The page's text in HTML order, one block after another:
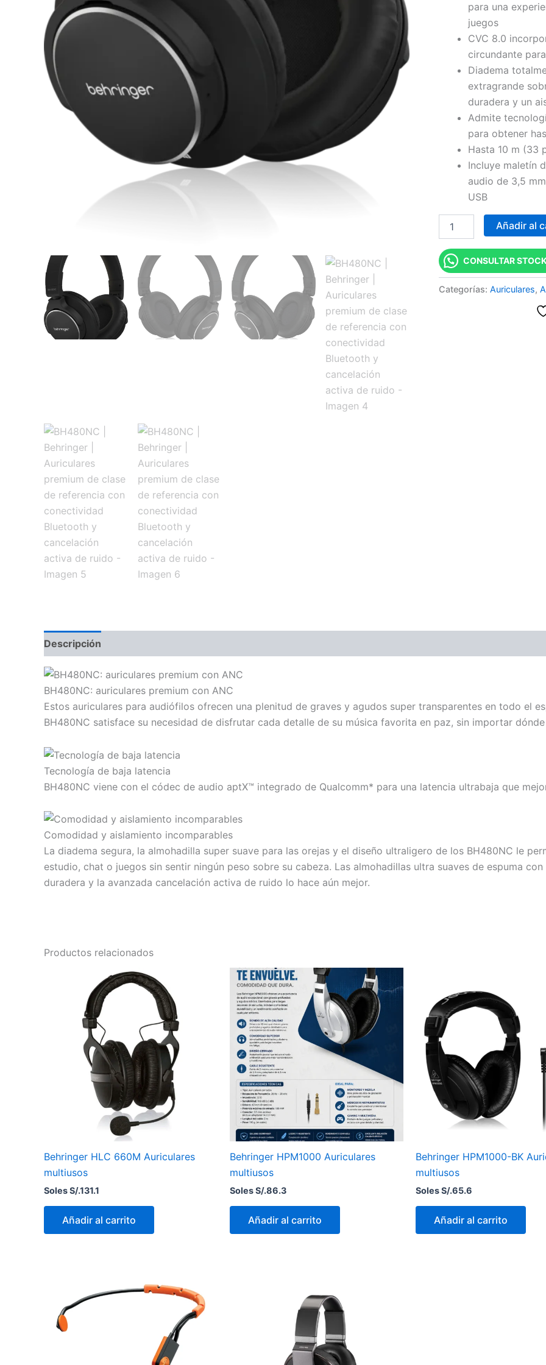
para una
juegos
CVC 8.0
circundante
Diadema
extragrande
duradera y un
Admite
para obtener
Hasta 10 m (33
Incluye maletín
audio de 3,5
USB
Añadir al
CONSULTAR
Categorías: Auriculares,
Descripción
BH480NC: auriculares premium con ANC
Estos auriculares para audiófilos ofrecen una plenitud de graves y agudos super transparentes en todo el
BH480NC satisface su necesidad de disfrutar cada detalle de su música favorita en paz, sin importar
Tecnología de baja latencia
BH480NC viene con el códec de audio aptX™ integrado de Qualcomm* para una latencia ultrabaja que
Comodidad y aislamiento incomparables
La diadema segura, la almohadilla super suave para las orejas y el diseño ultraligero de los BH480NC le
estudio, chat o juegos sin sentir ningún peso sobre su cabeza. Las almohadillas ultra suaves de espuma
duradera y la avanzada cancelación activa de ruido lo hace aún mejor.
Productos relacionados
Behringer HLC 660M Auriculares
multiusos
Soles S/.131.1
Añadir al carrito
Behringer HPM1000 Auriculares
multiusos
Soles S/.86.3
Añadir al carrito
Behringer HPM1000-BK
multiusos
Soles S/.65.6
Añadir al carrito